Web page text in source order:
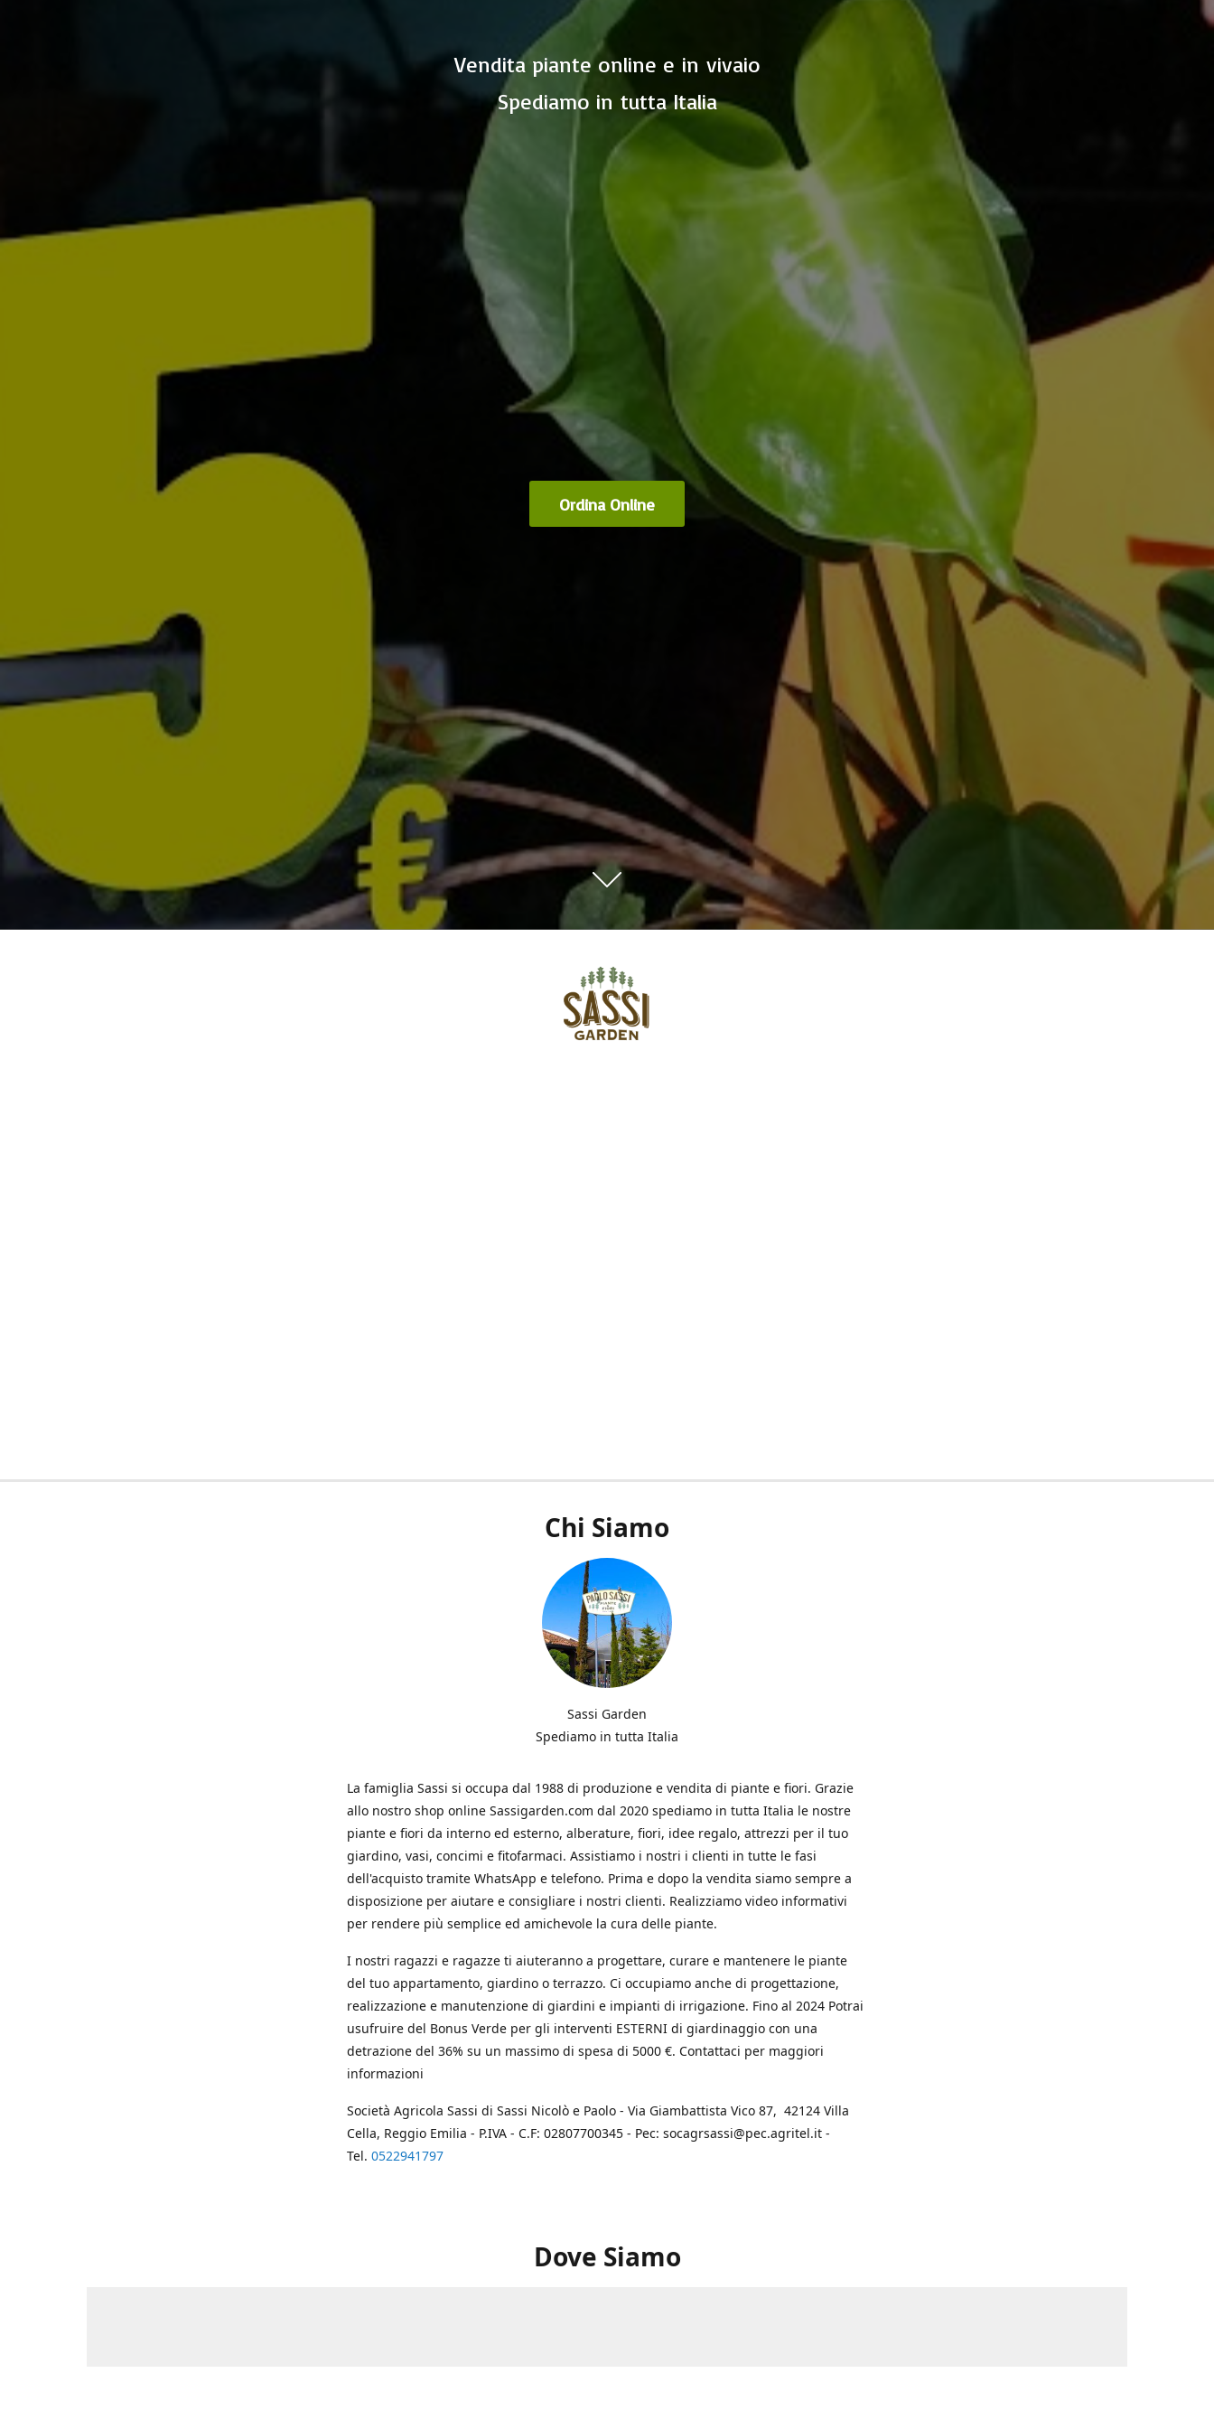
Vendita piante online e in vivaio
Spediamo in tutta Italia
Ordina Online
Chi Siamo
Sassi Garden
Spediamo in tutta Italia
La famiglia Sassi si occupa dal 1988 di produzione e vendita di piante e fiori. Grazie
allo nostro shop online Sassigarden.com dal 2020 spediamo in tutta Italia le nostre
piante e fiori da interno ed esterno, alberature, fiori, idee regalo, attrezzi per il tuo
giardino, vasi, concimi e fitofarmaci. Assistiamo i nostri i clienti in tutte le fasi
dell'acquisto tramite WhatsApp e telefono. Prima e dopo la vendita siamo sempre a
disposizione per aiutare e consigliare i nostri clienti. Realizziamo video informativi
per rendere più semplice ed amichevole la cura delle piante.
I nostri ragazzi e ragazze ti aiuteranno a progettare, curare e mantenere le piante
del tuo appartamento, giardino o terrazzo. Ci occupiamo anche di progettazione,
realizzazione e manutenzione di giardini e impianti di irrigazione. Fino al 2024 Potrai
usufruire del Bonus Verde per gli interventi ESTERNI di giardinaggio con una
detrazione del 36% su un massimo di spesa di 5000 €. Contattaci per maggiori
informazioni
Società Agricola Sassi di Sassi Nicolò e Paolo - Via Giambattista Vico 87, 42124 Villa
Cella, Reggio Emilia - P.IVA - C.F: 02807700345 - Pec: socagrsassi@pec.agritel.it -
Tel. 0522941797
Dove Siamo